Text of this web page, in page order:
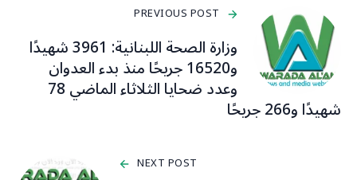
PREVIOUS POST
وزارة الصحة اللبنانية: 3961 شهيدًا
و16520 جريحًا منذ بدء العدوان
وعدد ضحايا الثلاثاء الماضي 78
شهيدًا و266 جريحًا
NEXT POST